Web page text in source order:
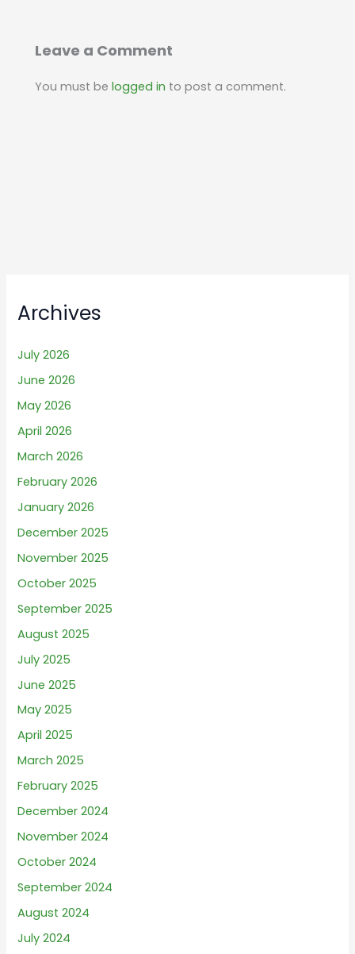
Leave a Comment
You must belogged in to post a comment.
Archives
July 2026
June 2026
May 2026
April 2026
March 2026
February 2026
January 2026
December 2025
November 2025
October 2025
September 2025
August 2025
July 2025
June 2025
May 2025
April 2025
March 2025
February 2025
December 2024
November 2024
October 2024
September 2024
August 2024
July 2024